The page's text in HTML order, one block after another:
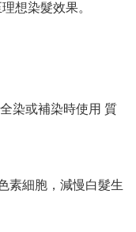
想染髮效果。
染或補染時使用 質
素細胞，減慢白髮生